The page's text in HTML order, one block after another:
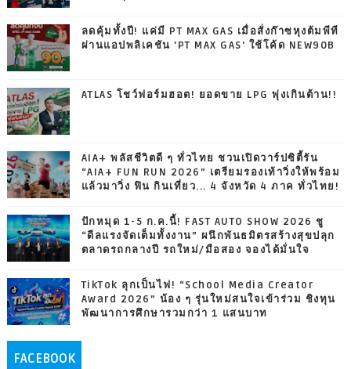
ลดคุ้มทั้งปี! แค่มี PT MAX GAS เมื่อสั่งก๊าซหุงต้มพีที
ผ่านแอปพลิเคชัน 'PT MAX GAS' ใช้โค้ด NEW90B
ATLAS โชว์ฟอร์มฮอต! ยอดขาย LPG พุ่งเกินต้าน!!
AIA+ พลัสชีวิตดี ๆ ทั่วไทย ชวนเปิดวาร์ปซิตี้รัน
“AIA+ FUN RUN 2026” เตรียมรองเท้าวิ่งให้พร้อม
แล้วมาวิ่ง ฟิน กินเที่ยว... 4 จังหวัด 4 ภาค ทั่วไทย!
ปักหมุด 1-5 ก.ค.นี้! FAST AUTO SHOW 2026 ชู
“ดีลแรงจัดเต็มทั้งงาน” ผนึกพันธมิตรสร้างสุขปลุก
ตลาดรถกลางปี รถใหม่/มือสอง จองได้มั่นใจ
TikTok ลุกเป็นไฟ! “School Media Creator
Award 2026” น้อง ๆ รุ่นใหม่สนใจเข้าร่วม ชิงทุน
พัฒนาการศึกษารวมกว่า 1 แสนบาท
FACEBOOK